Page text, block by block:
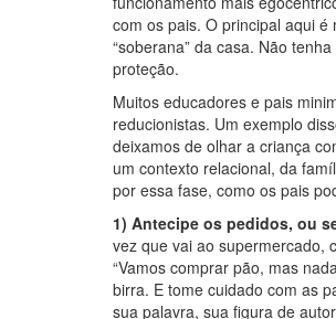
com os pais. O principal aqui
“soberana” da casa. Não
proteção.
Muitos educadores e pais
reducionistas. Um exemplo
deixamos de olhar a criança
um contexto relacional, da
por essa fase, como os pais
1) Antecipe os pedidos, ou
vez que vai ao supermercado,
“Vamos comprar pão, mas
birra. E tome cuidado com as
sua palavra, sua figura de